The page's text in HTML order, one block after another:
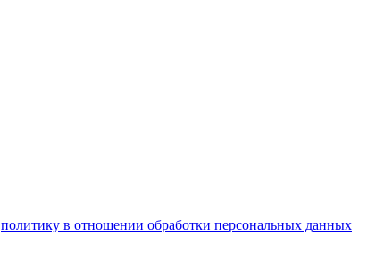
политику в отношении обработки персональных данных